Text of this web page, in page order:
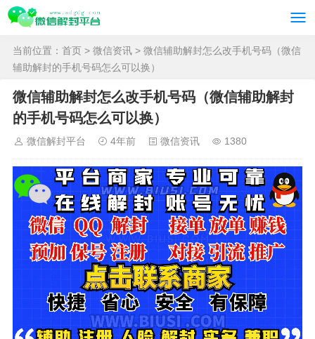
当前位置： 首页 > 微信资讯 > 微信辅助解封怎么改手机号码（微信
辅助解封的手机号码怎么可以换）
微信辅助解封怎么改手机号码（微信辅助解封
的手机号码怎么可以换）
微信解封平台 4年前 微信资讯 1380